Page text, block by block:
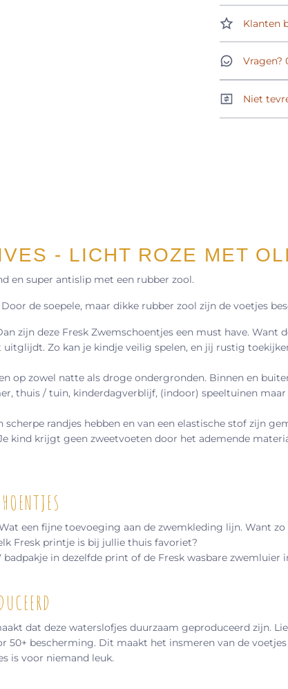
Klanten
Vragen?
Niet
- LICHT ROZE MET
en super antislip met een rubber zool.
de soepele, maar dikke rubber zool zijn de voetjes
zijn deze Fresk Zwemschoentjes een must have.
Zo kan je kindje veilig spelen, en jij rustig
op zowel natte als droge ondergronden. Binnen en
thuis / tuin, kinderdagverblijf, (indoor) speeltuinen
randjes hebben en van een elastische stof zijn
kind krijgt geen zweetvoeten door het ademende
een fijne toevoeging aan de zwemkleding lijn. Want
Fresk printje is bij jullie thuis favoriet?
in dezelfde print of de Fresk wasbare zwemluier
dat deze waterslofjes duurzaam geproduceerd zijn.
50+ bescherming. Dit maakt het insmeren van de
is voor niemand leuk.